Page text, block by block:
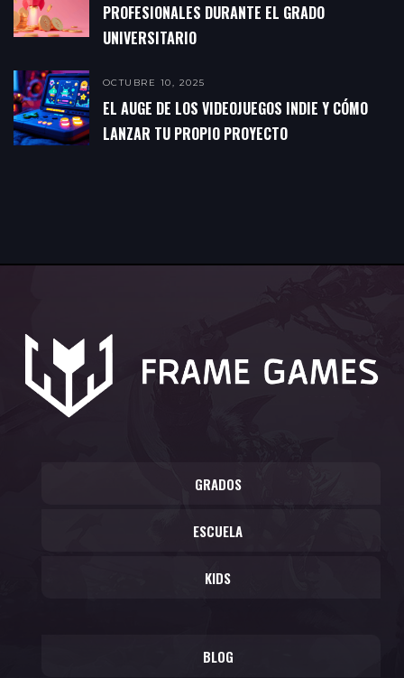
PROFESIONALES DURANTE EL GRADO
UNIVERSITARIO
OCTUBRE 10, 2025
EL AUGE DE LOS VIDEOJUEGOS INDIE Y CÓMO
LANZAR TU PROPIO PROYECTO
GRADOS
ESCUELA
KIDS
BLOG